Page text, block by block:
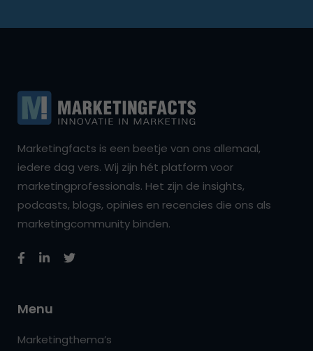
Marketingfacts is een beetje van ons allemaal,
iedere dag vers. Wij zijn hét platform voor
marketingprofessionals. Het zijn de insights,
podcasts, blogs, opinies en recencies die ons als
marketingcommunity binden.
Menu
Marketingthema’s